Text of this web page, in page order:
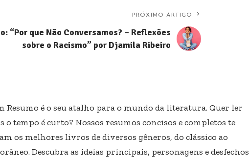
PRÓXIMO ARTIGO
“Por que Não Conversamos? – Reflexões
sobre o Racismo” por Djamila Ribeiro
Resumo é o seu atalho para o mundo da literatura. Quer ler
o tempo é curto? Nossos resumos concisos e completos te
os melhores livros de diversos gêneros, do clássico ao
Descubra as ideias principais, personagens e desfechos